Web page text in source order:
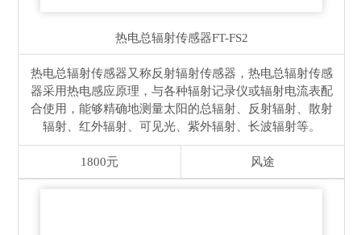
热电总辐射传感器FT-FS2
热电总辐射传感器又称反射辐射传感器，热电总辐射传感
器采用热电感应原理，与各种辐射记录仪或辐射电流表配
合使用，能够精确地测量太阳的总辐射、反射辐射、散射
辐射、红外辐射、可见光、紫外辐射、长波辐射等。
1800元 风途